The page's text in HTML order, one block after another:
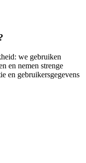
we gebruiken
en nemen strenge
en gebruikersgegevens